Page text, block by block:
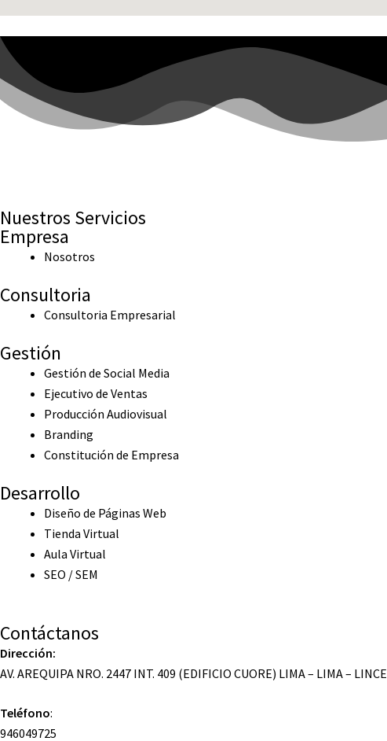
Nuestros Servicios
Empresa
Nosotros
Consultoria
Consultoria Empresarial
Gestión
Gestión de Social Media
Ejecutivo de Ventas
Producción Audiovisual
Branding
Constitución de Empresa
Desarrollo
Diseño de Páginas Web
Tienda Virtual
Aula Virtual
SEO / SEM
Contáctanos
Dirección:
AV. AREQUIPA NRO. 2447 INT. 409 (EDIFICIO CUORE) LIMA – LIMA – LINCE
Teléfono:
946049725